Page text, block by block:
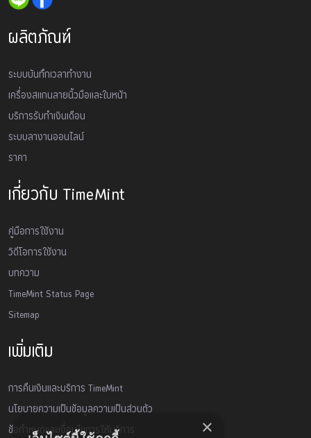
ผลิตภัณฑ์
ระบบบันทึกเวลาทำงาน
เครื่องสเเกนลายนิ้วมือและใบหน้า
บริการรับทำเงินเดือน
ระบบลางานออนไลน์
ราคา
เกี่ยวกับ TimeMint
คู่มือการใช้งาน
วิดีโอการใช้งาน
บทความ
TimeMint Status Page
Sitemap
เพิ่มเติม
การคืนเงินและบริการ TimeMint
นโยบายความเป็นข้อมูลความเป็นส่วนตัว
ข้อกำหนดและเงื่อนไขการให้บริการ
×